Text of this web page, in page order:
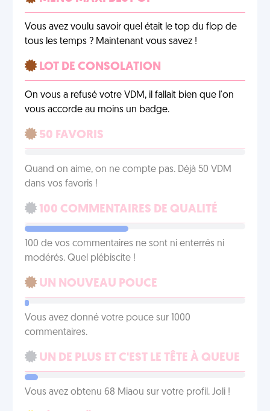
Vous avez voulu savoir quel était le top du flop de
tous les temps ? Maintenant vous savez !
LOT DE CONSOLATION
On vous a refusé votre VDM, il fallait bien que l'on
vous accorde au moins un badge.
50 FAVORIS
Quand on aime, on ne compte pas. Déjà 50 VDM
dans vos favoris !
100 COMMENTAIRES DE QUALITÉ
100 de vos commentaires ne sont ni enterrés ni
modérés. Quel plébiscite !
UN NOUVEAU POUCE
Vous avez donné votre pouce sur 1000
commentaires.
UN DE PLUS ET C'EST LE TÊTE À QUEUE
Vous avez obtenu 68 Miaou sur votre profil. Joli !